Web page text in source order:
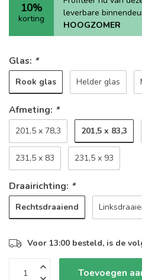
10%
korting
leverbare
HOOGZOMER
Glas: *
Rook glas Helder glas
Afmeting: *
201,5 x 78,3 201,5 x 83,3
231,5 x 83 231,5 x 93
Draairichting: *
Rechtsdraaiend
Voor 13:00 besteld, is de
Toevoegen